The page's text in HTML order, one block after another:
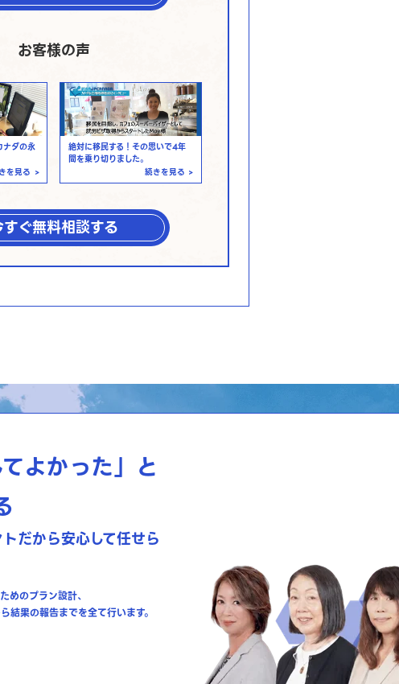
お客様の声
ナダの永
を見る >
絶対に移民する！その思いで4年
間を乗り切りました。
続きを見る >
ぐ無料相談する
よかった」と
だから安心して任せら
めのプラン設計、
結果の報告までを全て行います。